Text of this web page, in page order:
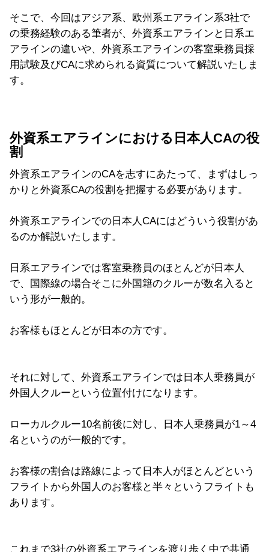
そこで、今回はアジア系、欧州系エアライン系3社で
の乗務経験のある筆者が、外資系エアラインと日系エ
アラインの違いや、外資系エアラインの客室乗務員採
用試験及びCAに求められる資質について解説いたしま
す。
外資系エアラインにおける日本人CAの役
割
外資系エアラインのCAを志すにあたって、まずはしっ
かりと外資系CAの役割を把握する必要があります。
外資系エアラインでの日本人CAにはどういう役割があ
るのか解説いたします。
日系エアラインでは客室乗務員のほとんどが日本人
で、国際線の場合そこに外国籍のクルーが数名入ると
いう形が一般的。
お客様もほとんどが日本の方です。
それに対して、外資系エアラインでは日本人乗務員が
外国人クルーという位置付けになります。
ローカルクルー10名前後に対し、日本人乗務員が1～4
名というのが一般的です。
お客様の割合は路線によって日本人がほとんどという
フライトから外国人のお客様と半々というフライトも
あります。
これまで3社の外資系エアラインを渡り歩く中で共通